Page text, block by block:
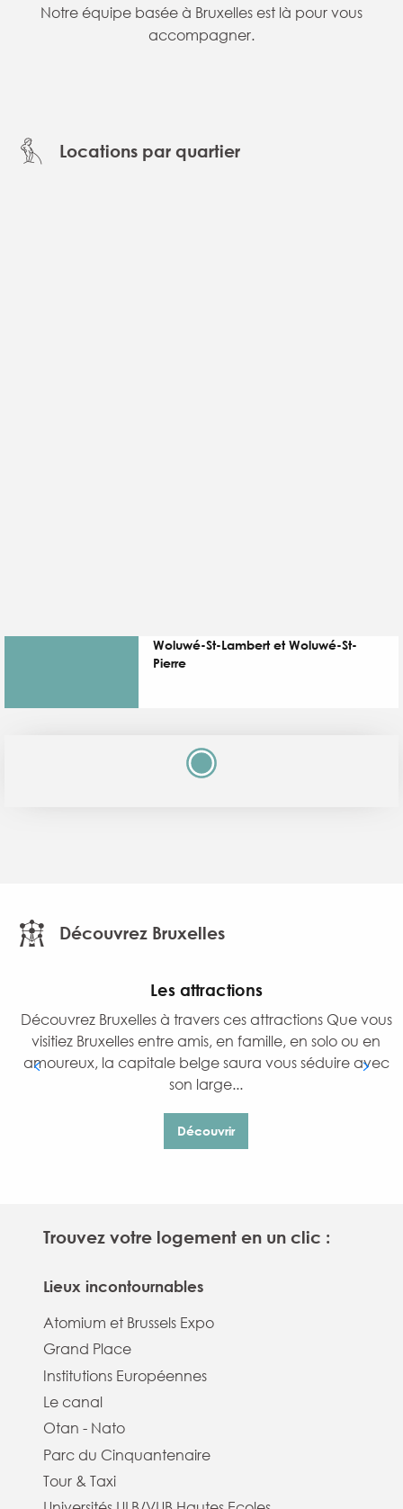
Notre équipe basée à Bruxelles est là pour vous
accompagner.
Locations par quartier
Woluwé-St-Lambert et Woluwé-St-
Pierre
Découvrez Bruxelles
Les attractions
Découvrez Bruxelles à travers ces attractions Que vous
visitiez Bruxelles entre amis, en famille, en solo ou en
amoureux, la capitale belge saura vous séduire avec
son large...
Découvrir
Trouvez votre logement en un clic :
Lieux incontournables
Atomium et Brussels Expo
Grand Place
Institutions Européennes
Le canal
Otan - Nato
Parc du Cinquantenaire
Tour & Taxi